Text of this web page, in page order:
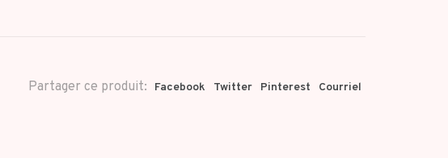
Partager ce produit: Facebook Twitter Pinterest Courriel